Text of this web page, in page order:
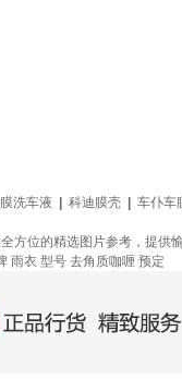
洗车液 科迪膜壳 车仆车
方位的精选图片参考，提供
雨衣 型号 去角质咖喱 预定
行货，精致服务